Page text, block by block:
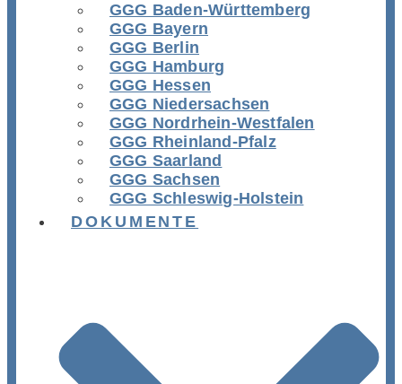
GGG Baden-Württemberg
GGG Bayern
GGG Berlin
GGG Hamburg
GGG Hessen
GGG Niedersachsen
GGG Nordrhein-Westfalen
GGG Rheinland-Pfalz
GGG Saarland
GGG Sachsen
GGG Schleswig-Holstein
DOKUMENTE